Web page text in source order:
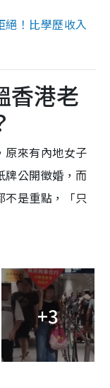
絕！比學歷收入
香港老
原來有內地女子
牌公開徵婚，而
不是重點，「只
+3